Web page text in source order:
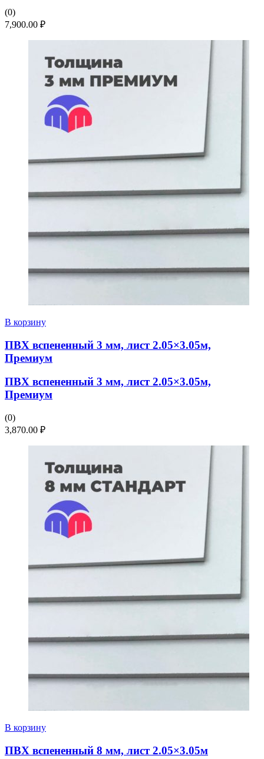
(0)
7,900.00 ₽
В корзину
ПВХ вспененный 3 мм, лист 2.05×3.05м,
Премиум
ПВХ вспененный 3 мм, лист 2.05×3.05м,
Премиум
(0)
3,870.00 ₽
В корзину
ПВХ вспененный 8 мм, лист 2.05×3.05м